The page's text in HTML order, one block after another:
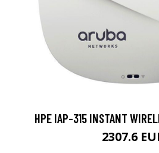
HPE IAP-315 INSTANT
2307.6